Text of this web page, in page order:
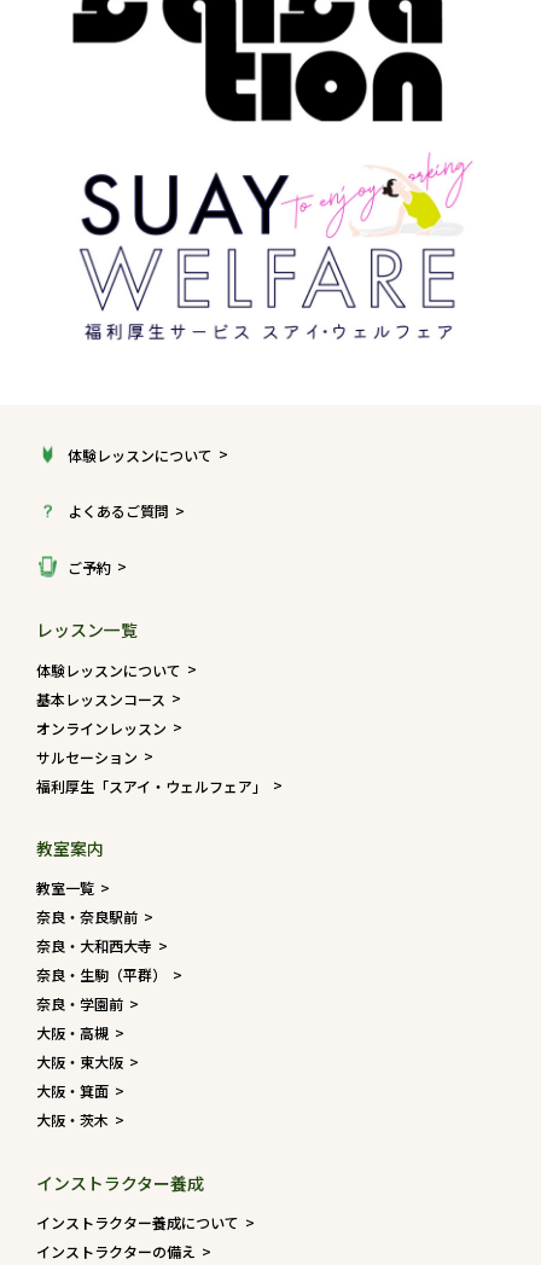
体験レッスンについて
よくあるご質問
ご予約
レッスン一覧
体験レッスンについて
基本レッスンコース
オンラインレッスン
サルセーション
福利厚生「スアイ・ウェルフェア」
教室案内
教室一覧
奈良・奈良駅前
奈良・大和西大寺
奈良・生駒（平群）
大阪・高槻
奈良・学園前
大阪・東大阪
大阪・箕面
大阪・茨木
インストラクター養成
インストラクター養成について
インストラクターの備え